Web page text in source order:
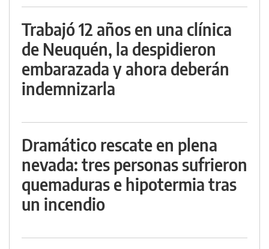
Trabajó 12 años en una clínica
de Neuquén, la despidieron
embarazada y ahora deberán
indemnizarla
Dramático rescate en plena
nevada: tres personas sufrieron
quemaduras e hipotermia tras
un incendio